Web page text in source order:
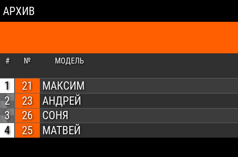
АРХИВ
# № МОДЕЛЬ
1 21 МАКСИМ
2
23 АНДРЕЙ
3
26 СОНЯ
4
25 МАТВЕЙ